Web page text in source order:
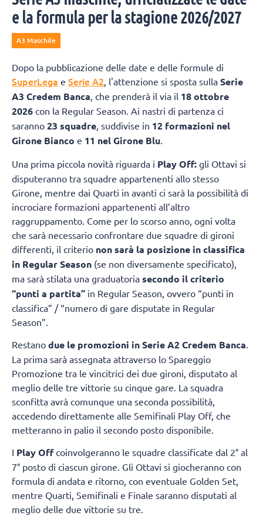
e la formula per la stagione 2026/2027
A3 Maschile
Dopo la pubblicazione delle date e delle formule di
SuperLega e Serie A2, l'attenzione si sposta sulla Serie
A3 Credem Banca, che prenderà il via il 18 ottobre
2026 con la Regular Season. Ai nastri di partenza ci
saranno 23 squadre, suddivise in 12 formazioni nel
Girone Bianco e 11 nel Girone Blu.
Una prima piccola novità riguarda i Play Off: gli Ottavi si
disputeranno tra squadre appartenenti allo stesso
Girone, mentre dai Quarti in avanti ci sarà la possibilità di
incrociare formazioni appartenenti all’altro
raggruppamento. Come per lo scorso anno, ogni volta
che sarà necessario confrontare due squadre di gironi
differenti, il criterio non sarà la posizione in classifica
in Regular Season (se non diversamente specificato),
ma sarà stilata una graduatoria secondo il criterio
“punti a partita” in Regular Season, ovvero “punti in
classifica” / “numero di gare disputate in Regular
Season”.
Restano due le promozioni in Serie A2 Credem Banca
La prima sarà assegnata attraverso lo Spareggio
Promozione tra le vincitrici dei due gironi, disputato al
meglio delle tre vittorie su cinque gare. La squadra
sconfitta avrà comunque una seconda possibilità,
accedendo direttamente alle Semifinali Play Off, che
metteranno in palio il secondo posto disponibile.
I Play Offcoinvolgeranno le squadre classificate dal 2° al
7° posto di ciascun girone. Gli Ottavi si giocheranno con
formula di andata e ritorno, con eventuale Golden Set,
mentre Quarti, Semifinali e Finale saranno disputati al
meglio delle due vittorie su tre.